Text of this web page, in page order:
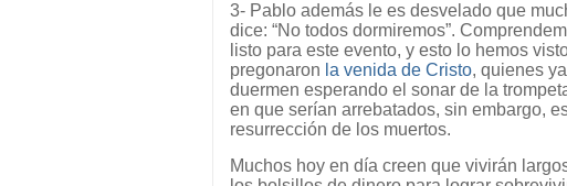
3- Pablo además le es desvelado que
dice: “No todos dormiremos”.
listo para este evento, y esto lo hemos
pregonaron la venida de Cristo, quienes
duermen esperando el sonar de la
en que serían arrebatados, sin embargo,
resurrección de los muertos.
Muchos hoy en día creen que vivirán